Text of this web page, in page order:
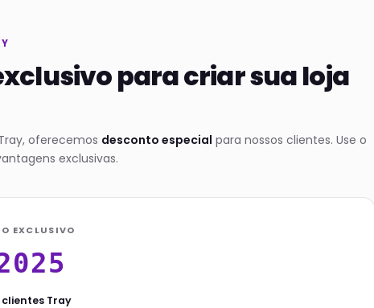
para criar sua loja
oferecemos desconto especial para nossos clientes. Use o
exclusivas.
EXCLUSIVO
Tray